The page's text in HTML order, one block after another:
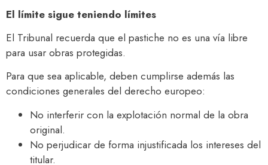
El límite sigue teniendo límites
El Tribunal recuerda que el pastiche no es una vía libre
para usar obras protegidas.
Para que sea aplicable, deben cumplirse además las
condiciones generales del derecho europeo:
No interferir con la explotación normal de la obra
original.
No perjudicar de forma injustificada los intereses del
titular.